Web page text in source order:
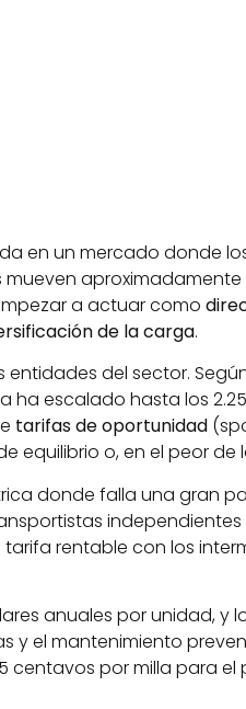
en un mercado donde
aproximadamente
a actuar como
de la carga.
del sector.
ha escalado hasta los
tarifas de oportunidad
equilibrio o, en el peor de
donde falla una gran
rentable con los
anuales por unidad, y
y el mantenimiento
centavos por milla para